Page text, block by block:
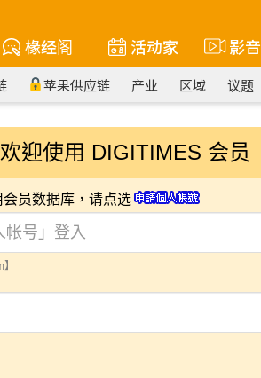
椽经阁 活动家 影音
苹果供应链 产业 区域 议题
欢迎使用 DIGITIMES 会员
员数据库，请点选